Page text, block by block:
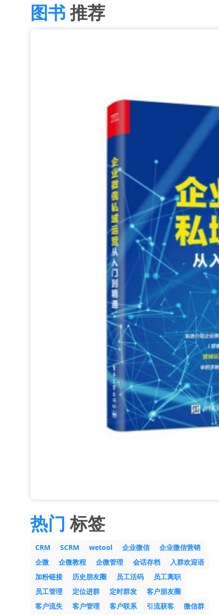
图书推荐
热门 标签
CRM SCRM wetool 企业微信
企业微信营销
企微
企微教程 企微管理 会话存档
入群欢迎语
加粉链接
历史朋友圈 员工活码
员工离职
员工管理
定位进群 定时群发
客户朋友圈
客户流失
客户管理 客户联系 引流获客
微信群